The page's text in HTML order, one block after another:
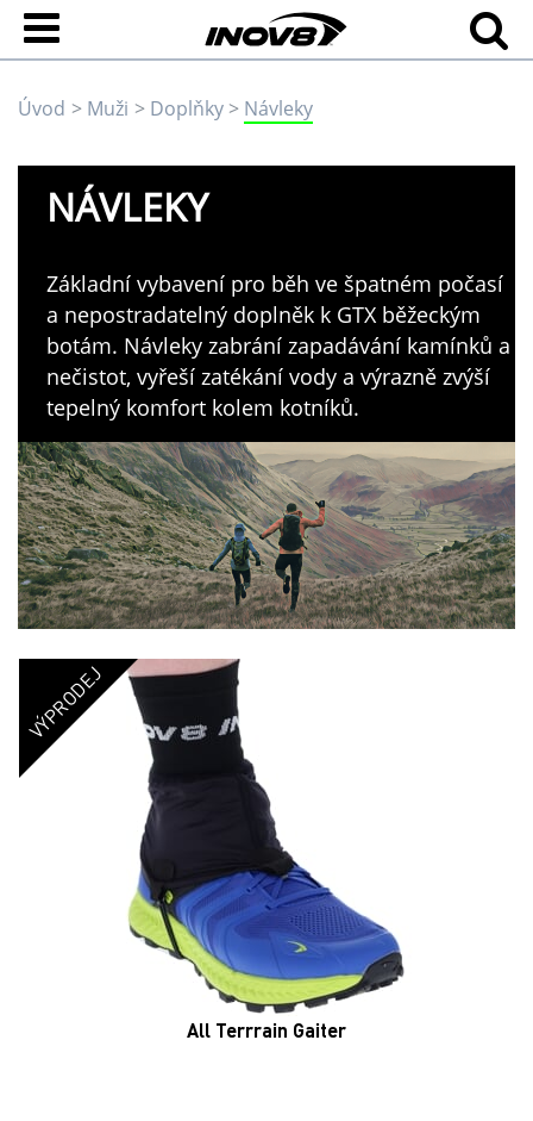
Úvod Muži Doplňky Návleky
NÁVLEKY
Základní vybavení pro běh ve špatném počasí
a nepostradatelný doplněk k GTX běžeckým
botám. Návleky zabrání zapadávání kamínků a
nečistot, vyřeší zatékání vody a výrazně zvýší
tepelný komfort kolem kotníků.
VÝPRODEJ
All Terrrain Gaiter